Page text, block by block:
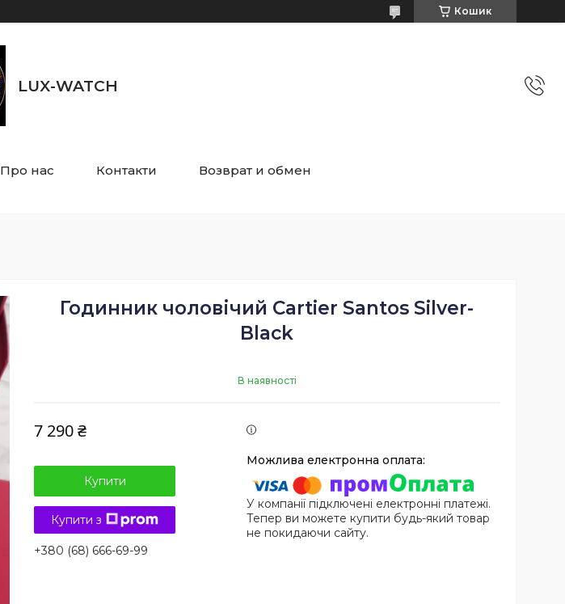
Кошик
LUX-WATCH
Про нас Контакти Возврат и обмен
Годинник чоловічий Cartier Santos Silver-
Black
В наявності
7 290 ₴
Купити
Купити з
+380 (68) 666-69-99
У компанії підключені електронні платежі.
Тепер ви можете купити будь-який товар
не покидаючи сайту.